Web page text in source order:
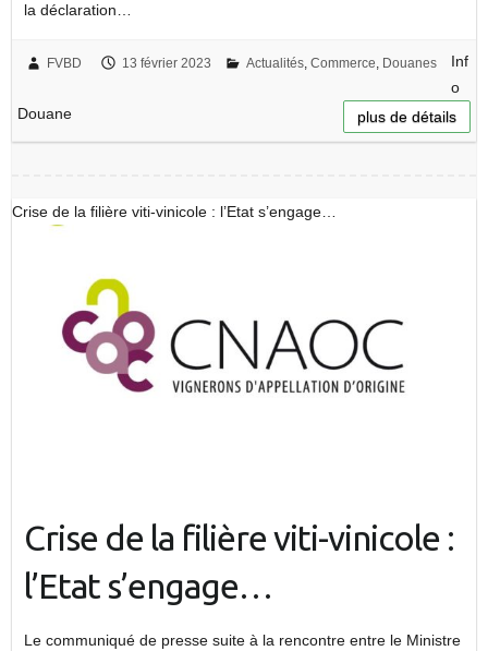
la déclaration…
FVBD 13 février 2023 Actualités, Commerce, Douanes
Inf
o
Douane
plus de détails
Crise de la filière viti-vinicole : l’Etat s’engage…
Crise de la filière viti-vinicole :
l’Etat s’engage…
Le communiqué de presse suite à la rencontre entre le Ministre